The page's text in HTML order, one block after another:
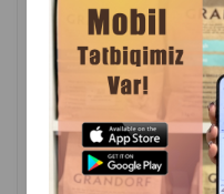
( Отзывы)